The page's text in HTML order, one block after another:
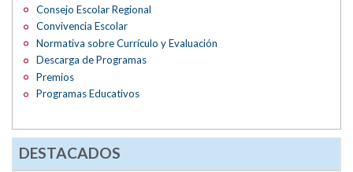
Consejo Escolar Regional
Convivencia Escolar
Normativa sobre Currículo y Evaluación
Descarga de Programas
Premios
Programas Educativos
DESTACADOS